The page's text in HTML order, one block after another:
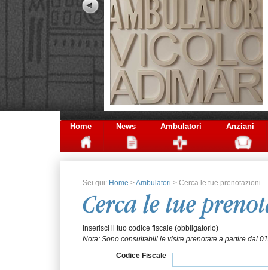
Home News Ambulatori Anziani
Sei qui: Home >Ambulatori > Cerca le tue prenotazioni
Cerca le tue
Inserisci il tuo codice fiscale (obbligatorio)
Nota: Sono consultabili le visite prenotate a partire dal
Codice Fiscale